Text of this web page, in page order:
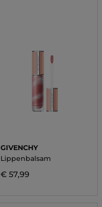
GIVENCHY
Lippenbalsam
€ 57,99